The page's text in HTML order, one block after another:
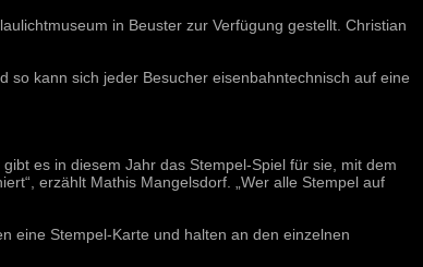
in Beuster zur Verfügung gestellt. Christian
so kann sich jeder Besucher eisenbahntechnisch auf eine
es in diesem Jahr das Stempel-Spiel für sie, mit dem
erzählt Mathis Mangelsdorf. „Wer alle Stempel auf
eine Stempel-Karte und halten an den einzelnen